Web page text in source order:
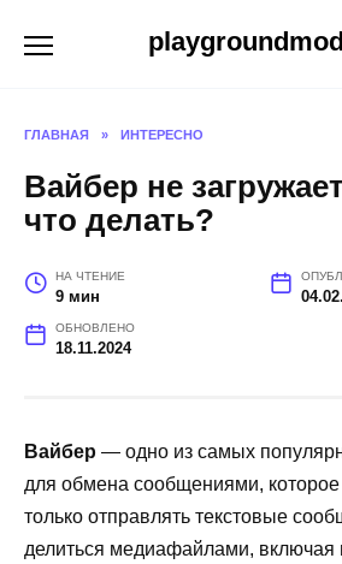
ГЛАВНАЯ » ИНТЕРЕСНО
Вайбер не
что делать?
НА ЧТЕНИЕ
9 мин
ОБНОВЛЕНО
18.11.2024
Вайбер — одно из самых
для обмена сообщениями, которое
только отправлять текстовые
делиться медиафайлами, включая